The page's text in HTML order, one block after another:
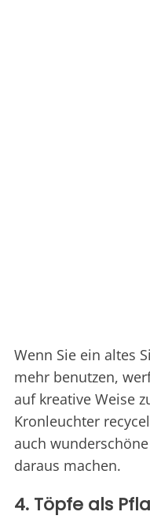
Wenn Sie ein altes
mehr benutzen,
auf kreative Weise
Kronleuchter
auch
daraus machen.
4. Töpfe als